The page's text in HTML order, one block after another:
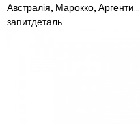
Австралія, Марокко, Аргенти...
запитдеталь